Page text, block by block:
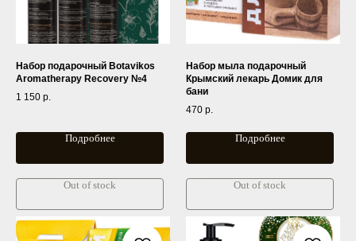
Набор подарочный Botavikos
Aromatherapy Recovery №4
1 150 р.
Подробнее
Out of stock
Набор мыла подарочный
Крымский лекарь Домик для
бани
470 р.
Подробнее
Out of stock